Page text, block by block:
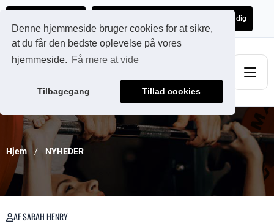
Denne hjemmeside bruger cookies for at sikre,
at du får den bedste oplevelse på vores
hjemmeside. Få mere at vide
Tilbagegang Tillad cookies
Få et uforpligtende tilbud skræddersyet til dig
Hjem NYHEDER
AF SARAH HENRY